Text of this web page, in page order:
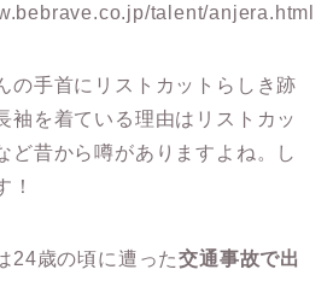
talent/anjera.html
の手首にリストカットらしき跡
袖を着ている理由はリストカッ
ど昔から噂がありますよね。し
！
24歳の頃に遭った交通事故で出